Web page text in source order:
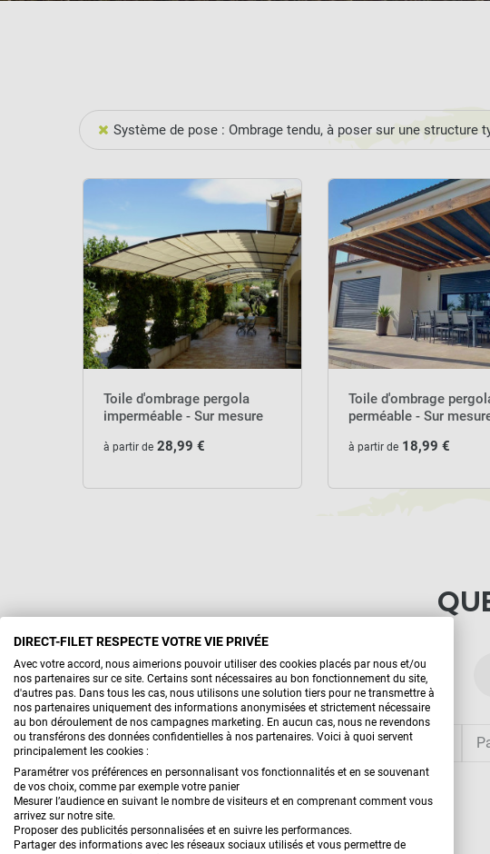
Système de pose : Ombrage tendu, à poser sur une structure
Toile d'ombrage pergola
imperméable - Sur mesure
à partir de 28,99 €
Toile d'ombrage
perméable - Sur
à partir de 18,99 €
Toile, voile et store d'ombrage
DIRECT-FILET RESPECTE VOTRE VIE PRIVÉE
Avec votre accord, nous aimerions pouvoir utiliser des cookies placés par nous et/ou
nos partenaires sur ce site. Certains sont nécessaires au bon fonctionnement du site,
d'autres pas. Dans tous les cas, nous utilisons une solution tiers pour ne transmettre à
nos partenaires uniquement des informations anonymisées et strictement nécessaire
au bon déroulement de nos campagnes marketing. En aucun cas, nous ne revendons
ou transférons des données confidentielles à nos partenaires. Voici à quoi servent
principalement les cookies :
Paramétrer vos préférences en personnalisant vos fonctionnalités et en se souvenant
de vos choix, comme par exemple votre panier
Mesurer l’audience en suivant le nombre de visiteurs et en comprenant comment vous
arrivez sur notre site.
Proposer des publicités personnalisées et en suivre les performances.
Partager des informations avec les réseaux sociaux utilisés et vous permettre de